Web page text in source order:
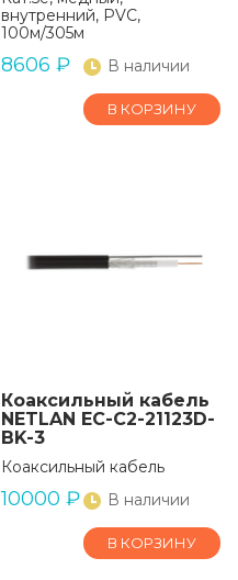
внутренний, PVC,
100м/305м
8606 ₽ В наличии
В КОРЗИНУ
Коаксильный кабель
NETLAN EC-C2-21123D-
BK-3
Коаксильный кабель
10000 ₽ В наличии
В КОРЗИНУ